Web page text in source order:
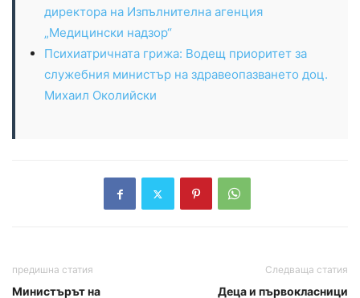
директора на Изпълнителна агенция
„Медицински надзор“
Психиатричната грижа: Водещ приоритет за
служебния министър на здравеопазването доц.
Михаил Околийски
предишна статия
Министърът на
Следваща статия
Деца и първокласници